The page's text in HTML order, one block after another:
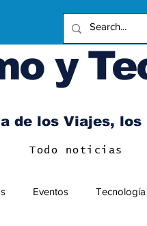
y
de los Viajes, los
Todo noticias
Eventos Tecnología